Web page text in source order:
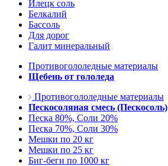
Илецк соль
Белкалий
Бассоль
Для дорог
Галит минеральный
Противогололедные материалы
Щебень от гололеда
Противогололедные материалы
Пескосоляная смесь (Пескосоль)
Песка 80%, Соли 20%
Песка 70%, Соли 30%
Мешки по 20 кг
Мешки по 25 кг
Биг-беги по 1000 кг